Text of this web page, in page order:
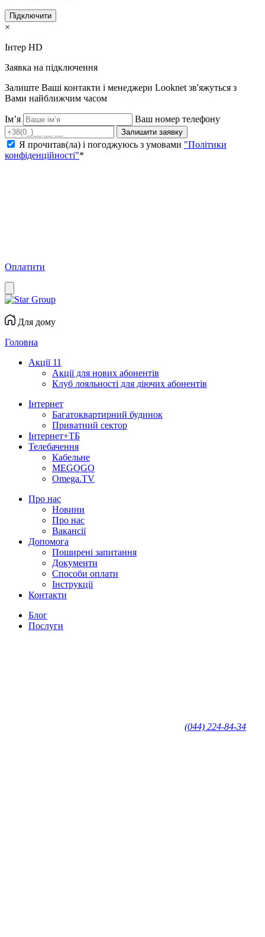
Підключити
×
Інтер HD
Заявка на підключення
Залиште Ваші контакти і менеджери Looknet зв'яжуться з
Вами найближчим часом
Ім’я Ваш номер телефону
Залишити заявку
Я прочитав(ла) і погоджуюсь з умовами "Політики
конфіденційності"*
Оплатити
Для дому
Головна
Акції 11
Акції для нових абонентів
Клуб лояльності для діючих абонентів
Інтернет
Багатоквартирний будинок
Приватний сектор
Інтернет+ТБ
Телебачення
Кабельне
MEGOGO
Omega.TV
Про нас
Новини
Про нас
Вакансії
Допомога
Поширені запитання
Документи
Способи оплати
Інструкції
Контакти
Блог
Послуги
(044) 224-84-34